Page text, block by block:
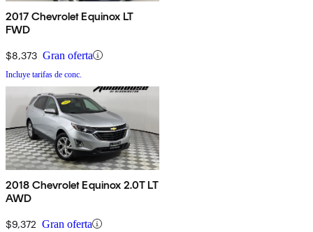
2017 Chevrolet Equinox LT
FWD
$8,373 Gran oferta
Incluye tarifas de conc.
2018 Chevrolet Equinox 2.0T LT
AWD
$9,372 Gran oferta